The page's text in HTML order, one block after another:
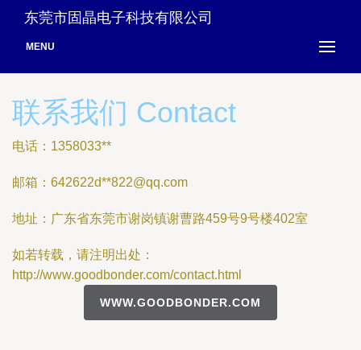
东莞市固晶电子科技有限公司
MENU
联系我们 Contact
电话：1358033**
邮箱：642622d**822@qq.com
地址：广东省东莞市谢岗镇谢曹路459号9号楼402室
如若转载，请注明出处：
http://www.goodbonder.com/contact.html
WWW.GOODBONDER.COM